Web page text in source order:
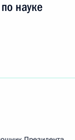
науке